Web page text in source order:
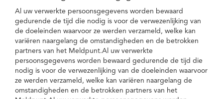
Al uw verwerkte persoonsgegevens worden bewaard
gedurende de tijd die nodig is voor de verwezenlijking van
de doeleinden waarvoor ze werden verzameld, welke kan
variëren naargelang de omstandigheden en de betrokken
partners van het Meldpunt.Al uw verwerkte
persoonsgegevens worden bewaard gedurende de tijd die
nodig is voor de verwezenlijking van de doeleinden waarvoor
ze werden verzameld, welke kan variëren naargelang de
omstandigheden en de betrokken partners van het